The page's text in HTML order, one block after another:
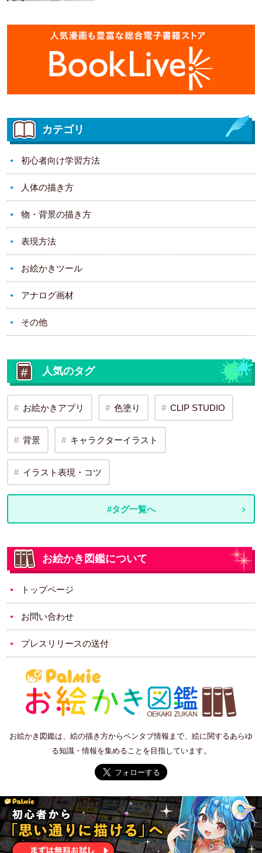
カテゴリ
初心者向け学習方法
人体の描き方
物・背景の描き方
表現方法
お絵かきツール
アナログ画材
その他
人気のタグ
お絵かきアプリ 色塗り CLIP STUDIO
背景 キャラクターイラスト
イラスト表現・コツ
#タグ一覧へ
お絵かき図鑑について
トップページ
お問い合わせ
プレスリリースの送付
お絵かき図鑑は、絵の描き方からペンタブ情報まで、絵に関するあらゆ
る知識・情報を集めることを目指しています。